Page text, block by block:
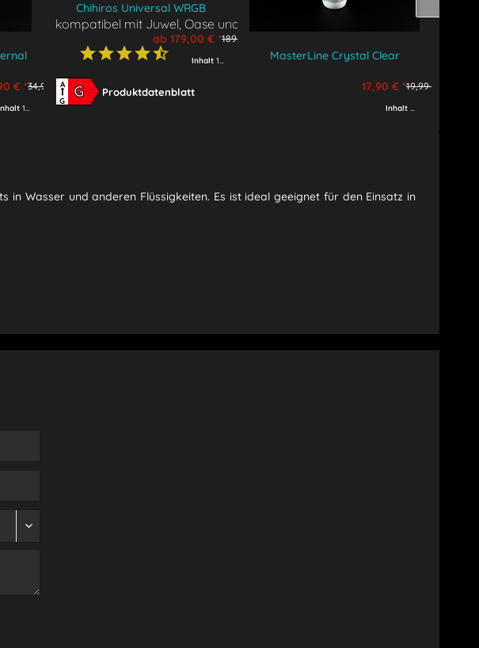
€ *34,99 € *
1 Stück
Chihiros Universal WRGB
kompatibel mit Juwel, Oase und Eheim
ab 179,00 € *189,00 € *
Inhalt1 Stück
G
A
G
Produktdatenblatt
MasterLine Crystal Clear
17,90 € *19,99 € *
Inhalt
500 ml
in Wasser und anderen Flüssigkeiten. Es ist ideal geeignet für den Einsatz in